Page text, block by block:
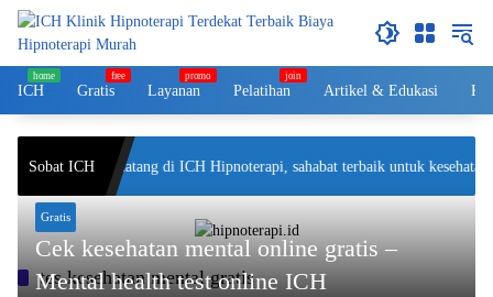
Langsung
konten
ICH Gratis Layanan Pelatihan Artikel & Edukasi
Sobat ICH
Selamat datang di ICH Hipnoterapi, sahabat terbaik untuk kesehatan
tes kesehatan mental gratis
Gratis
Cek kesehatan mental online gratis –
Mental health test online ICH